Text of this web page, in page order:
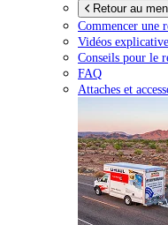
Retour au
Commencer une
Vidéos
Conseils pour le
FAQ
Attaches et